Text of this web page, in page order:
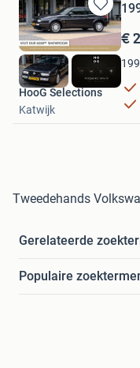
Bewaren
in
Mijn
Favorieten
€
HooG Selections
Katwijk
Tweedehands
Gerelateerde
Populaire